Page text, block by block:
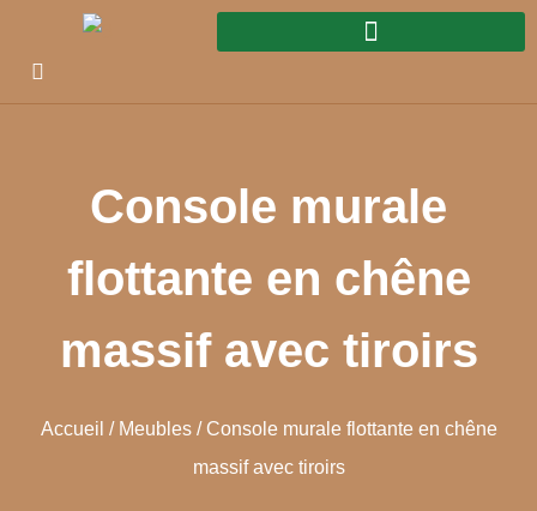
Console murale
flottante en chêne
massif avec tiroirs
Accueil / Meubles/ Console murale flottante en chêne
massif avec tiroirs